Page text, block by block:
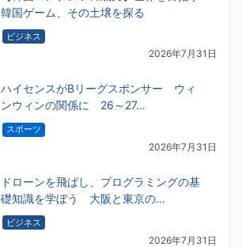
韓国ゲーム、その土壌を探る
ビジネス
2026年7月31日
ハイセンスがBリーグスポンサー ウィ
ンウィンの関係に 26～27…
スポーツ
2026年7月31日
ドローンを飛ばし、プログラミングの基
礎知識を学ぼう 大阪と東京の…
ビジネス
2026年7月31日